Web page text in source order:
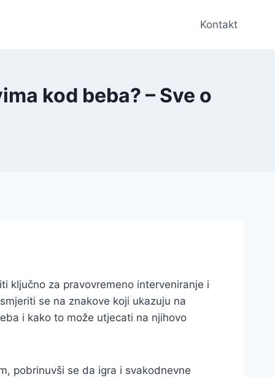
Kontakt
kod beba? – Sve o
ključno za pravovremeno interveniranje i
se na znakove koji ukazuju na
i kako to može utjecati na njihovo
pobrinuvši se da igra i svakodnevne